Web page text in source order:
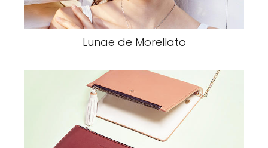
Lunae de Morellato